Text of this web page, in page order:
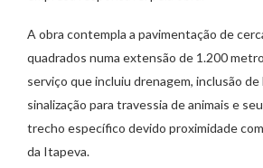
A obra contempla a pavimentação de
quadrados numa extensão de 1.200
serviço que incluiu drenagem, inclusão de
sinalização para travessia de animais e
trecho específico devido proximidade
da Itapeva.